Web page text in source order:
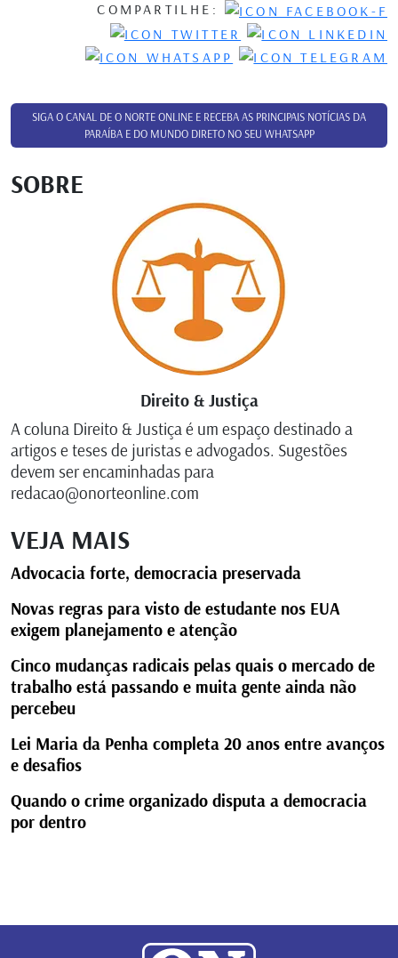
COMPARTILHE:
SIGA O CANAL DE O NORTE ONLINE E RECEBA AS PRINCIPAIS NOTÍCIAS DA
PARAÍBA E DO MUNDO DIRETO NO SEU WHATSAPP
SOBRE
Direito & Justiça
A coluna Direito & Justiça é um espaço destinado a
artigos e teses de juristas e advogados. Sugestões
devem ser encaminhadas para
redacao@onorteonline.com
VEJA MAIS
Advocacia forte, democracia preservada
Novas regras para visto de estudante nos EUA
exigem planejamento e atenção
Cinco mudanças radicais pelas quais o mercado de
trabalho está passando e muita gente ainda não
percebeu
Lei Maria da Penha completa 20 anos entre avanços
e desafios
Quando o crime organizado disputa a democracia
por dentro